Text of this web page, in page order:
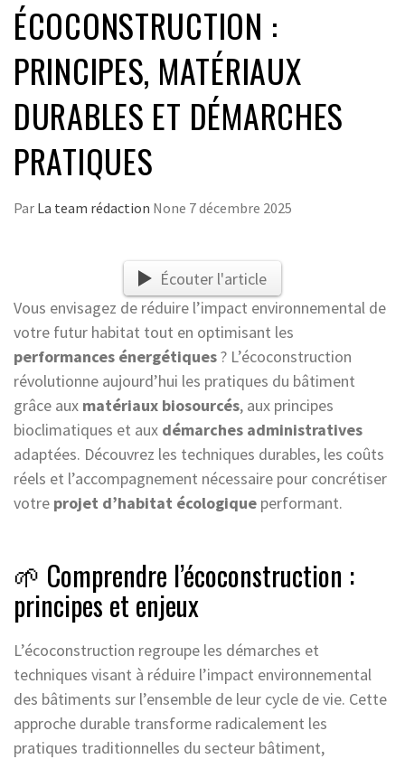
ÉCOCONSTRUCTION :
PRINCIPES, MATÉRIAUX
DURABLES ET DÉMARCHES
PRATIQUES
Par La team rédaction None 7 décembre 2025
Écouter l'article
Vous envisagez de réduire l’impact environnemental de
votre futur habitat tout en optimisant les
performances énergétiques? L’écoconstruction
révolutionne aujourd’hui les pratiques du bâtiment
grâce aux matériaux biosourcés, aux principes
bioclimatiques et aux démarches administratives
adaptées. Découvrez les techniques durables, les coûts
réels et l’accompagnement nécessaire pour concrétiser
votre projet d’habitat écologique performant.
🌱 Comprendre l’écoconstruction :
principes et enjeux
L’écoconstruction regroupe les démarches et
techniques visant à réduire l’impact environnemental
des bâtiments sur l’ensemble de leur cycle de vie. Cette
approche durable transforme radicalement les
pratiques traditionnelles du secteur bâtiment,